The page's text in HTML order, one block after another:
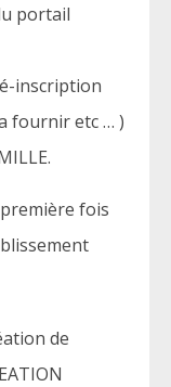
portail
inscription
fournir etc … )
fois
de